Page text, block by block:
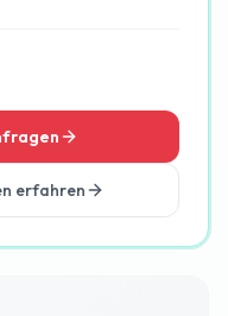
erfahren